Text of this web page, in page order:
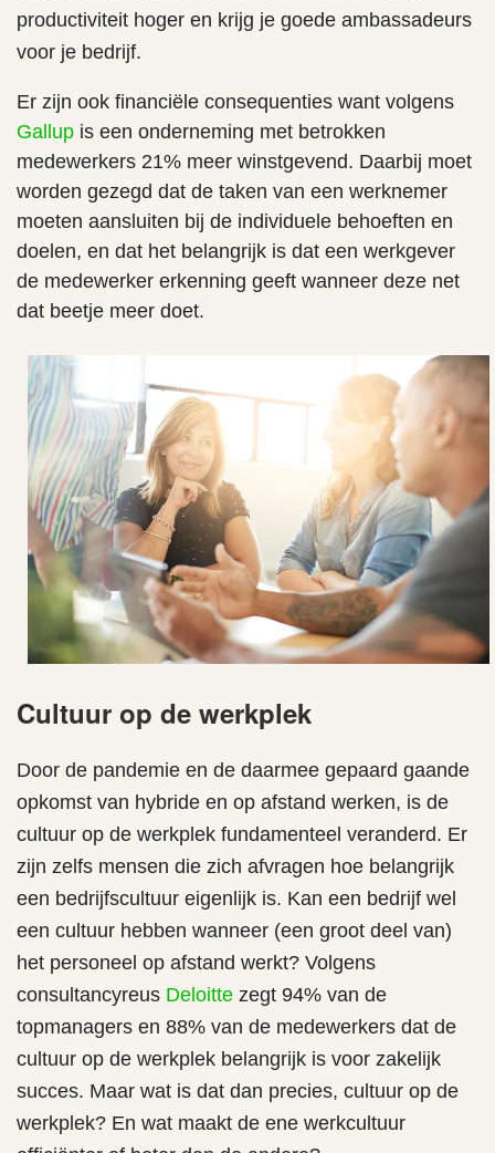
productiviteit hoger en krijg je goede ambassadeurs
voor je bedrijf.
Er zijn ook financiële consequenties want volgens
Gallup is een onderneming met betrokken
medewerkers 21% meer winstgevend. Daarbij moet
worden gezegd dat de taken van een werknemer
moeten aansluiten bij de individuele behoeften en
doelen, en dat het belangrijk is dat een werkgever
de medewerker erkenning geeft wanneer deze net
dat beetje meer doet.
Cultuur op de werkplek
Door de pandemie en de daarmee gepaard gaande
opkomst van hybride en op afstand werken, is de
cultuur op de werkplek fundamenteel veranderd. Er
zijn zelfs mensen die zich afvragen hoe belangrijk
een bedrijfscultuur eigenlijk is. Kan een bedrijf wel
een cultuur hebben wanneer (een groot deel van)
het personeel op afstand werkt? Volgens
consultancyreus Deloitte zegt 94% van de
topmanagers en 88% van de medewerkers dat de
cultuur op de werkplek belangrijk is voor zakelijk
succes. Maar wat is dat dan precies, cultuur op de
werkplek? En wat maakt de ene werkcultuur